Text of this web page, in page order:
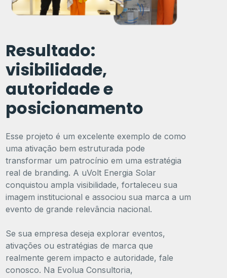
Resultado:
visibilidade,
autoridade e
posicionamento
Esse projeto é um excelente exemplo de como
uma ativação bem estruturada pode
transformar um patrocínio em uma estratégia
real de branding. A uVolt Energia Solar
conquistou ampla visibilidade, fortaleceu sua
imagem institucional e associou sua marca a um
evento de grande relevância nacional.
Se sua empresa deseja explorar eventos,
ativações ou estratégias de marca que
realmente gerem impacto e autoridade, fale
conosco. Na Evolua Consultoria,